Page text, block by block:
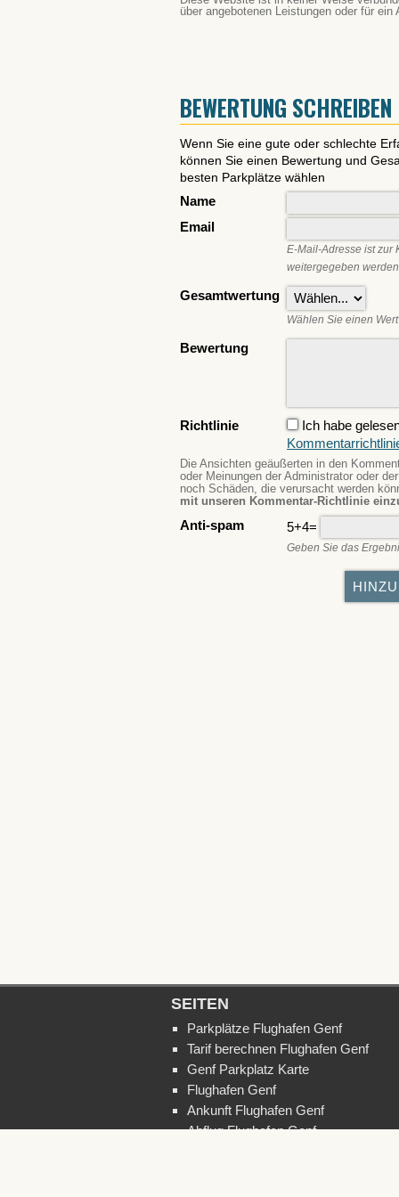
über angebotenen Leistungen oder für
BEWERTUNG SCHREIBEN
Wenn Sie eine gute oder schlechte
können Sie einen Bewertung und
besten Parkplätze wählen
Name
Email
E-Mail-Adresse ist zur
weitergegeben werden.
Gesamtwertung
Wählen Sie einen
Bewertung
Richtlinie Ich habe
Die Ansichten geäußerten in den
oder Meinungen der Administrator oder
noch Schäden, die verursacht werden
mit unseren Kommentar-Richtlinie
Anti-spam 5+4=
Geben Sie das
SEITEN
Parkplätze Flughafen Genf
Tarif berechnen Flughafen Genf
Genf Parkplatz Karte
Flughafen Genf
Ankunft Flughafen Genf
Abflug Flughafen Genf